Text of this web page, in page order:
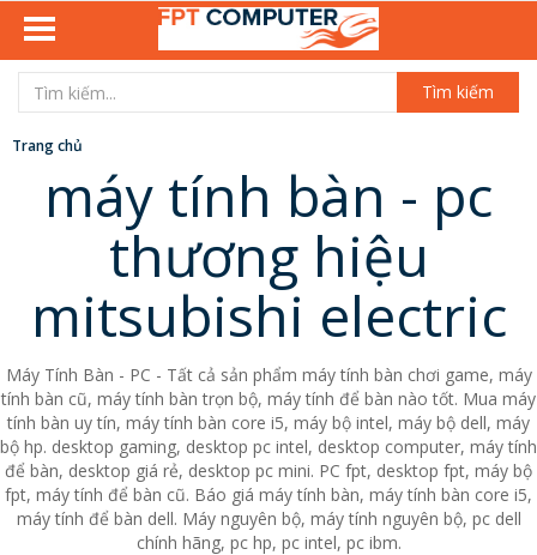
Tìm kiếm
Trang chủ
máy tính bàn - pc
thương hiệu
mitsubishi electric
Máy Tính Bàn - PC - Tất cả sản phẩm máy tính bàn chơi game, máy
tính bàn cũ, máy tính bàn trọn bộ, máy tính để bàn nào tốt. Mua máy
tính bàn uy tín, máy tính bàn core i5, máy bộ intel, máy bộ dell, máy
bộ hp. desktop gaming, desktop pc intel, desktop computer, máy tính
để bàn, desktop giá rẻ, desktop pc mini. PC fpt, desktop fpt, máy bộ
fpt, máy tính để bàn cũ. Báo giá máy tính bàn, máy tính bàn core i5,
máy tính để bàn dell. Máy nguyên bộ, máy tính nguyên bộ, pc dell
chính hãng, pc hp, pc intel, pc ibm.